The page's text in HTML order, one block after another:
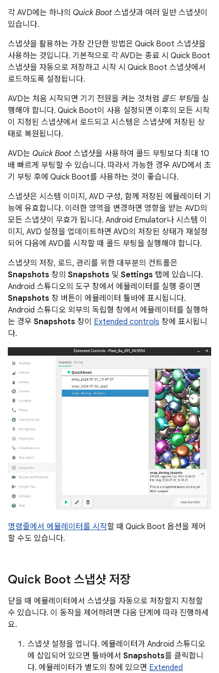
각 AVD에는 하나의 Quick Boot 스냅샷과 여러 일반 스냅샷이
있습니다.
스냅샷을 활용하는 가장 간단한 방법은 Quick Boot 스냅샷을
사용하는 것입니다. 기본적으로 각 AVD는 종료 시 Quick Boot
스냅샷을 자동으로 저장하고 시작 시 Quick Boot 스냅샷에서
로드하도록 설정됩니다.
AVD는 처음 시작되면 기기 전원을 켜는 것처럼 콜드 부팅을 실
행해야 합니다. Quick Boot이 사용 설정되면 이후의 모든 시작
이 지정된 스냅샷에서 로드되고 시스템은 스냅샷에 저장된 상
태로 복원됩니다.
AVD는 Quick Boot 스냅샷을 사용하여 콜드 부팅보다 최대 10
배 빠르게 부팅할 수 있습니다. 따라서 가능한 경우 AVD에서 초
기 부팅 후에 Quick Boot를 사용하는 것이 좋습니다.
스냅샷은 시스템 이미지, AVD 구성, 함께 저장된 에뮬레이터 기
능에 유효합니다. 이러한 영역을 변경하면 영향을 받는 AVD의
모든 스냅샷이 무효가 됩니다. Android Emulator나 시스템 이
미지, AVD 설정을 업데이트하면 AVD의 저장된 상태가 재설정
되어 다음에 AVD를 시작할 때 콜드 부팅을 실행해야 합니다.
스냅샷의 저장, 로드, 관리를 위한 대부분의 컨트롤은
Snapshots 창의 Snapshots 및 Settings 탭에 있습니다.
Android 스튜디오의 도구 창에서 에뮬레이터를 실행 중이면
Snapshots 창 버튼이 에뮬레이터 툴바에 표시됩니다.
Android 스튜디오 외부의 독립형 창에서 에뮬레이터를 실행하
는 경우 Snapshots 창이 Extended controls 창에 표시됩니
다.
명령줄에서 에뮬레이터를 시작할 때 Quick Boot 옵션을 제어
할 수도 있습니다.
Quick Boot 스냅샷 저장
닫을 때 에뮬레이터에서 스냅샷을 자동으로 저장할지 지정할
수 있습니다. 이 동작을 제어하려면 다음 단계에 따라 진행하세
요.
스냅샷 설정을 엽니다. 에뮬레이터가 Android 스튜디오
에 삽입되어 있으면 툴바에서 Snapshots를 클릭합니
다. 에뮬레이터가 별도의 창에 있으면 Extended